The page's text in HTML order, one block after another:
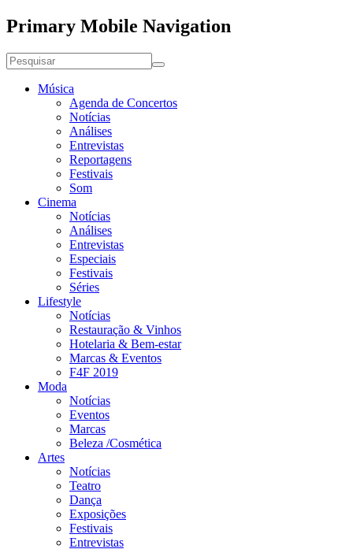
Primary Mobile Navigation
Música
Agenda de Concertos
Notícias
Análises
Entrevistas
Reportagens
Festivais
Som
Cinema
Notícias
Análises
Entrevistas
Especiais
Festivais
Séries
Lifestyle
Notícias
Restauração & Vinhos
Hotelaria & Bem-estar
Marcas & Eventos
F4F 2019
Moda
Notícias
Eventos
Marcas
Beleza /Cosmética
Artes
Notícias
Teatro
Dança
Exposições
Festivais
Entrevistas